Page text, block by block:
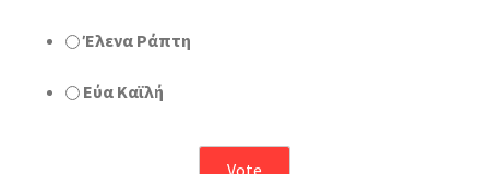
Έλενα Ράπτη
Εύα Καϊλή